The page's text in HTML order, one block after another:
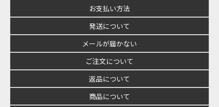
お支払い方法
発送について
メールが届かない
ご注文について
返品について
商品について